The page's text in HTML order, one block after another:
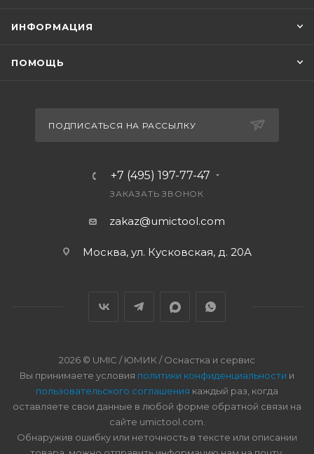
ИНФОРМАЦИЯ
ПОМОЩЬ
ПОДПИСАТЬСЯ НА РАССЫЛКУ
+7 (495) 197-77-47
ЗАКАЗАТЬ ЗВОНОК
zakaz@umictool.com
Москва, ул. Кусковская, д. 20А
2026 © UMIC / ЮМИК / Оснастка и сервис
Вы принимаете условия политики конфиденциальности и
пользовательского соглашения каждый раз, когда
оставляете свои данные в любой форме обратной связи на
сайте umictool.com.
Обнаружив ошибку или неточность в тексте или описании